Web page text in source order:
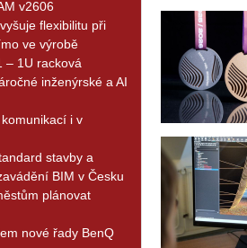
v2606
flexibilitu při
ve výrobě
– 1U racková
inženýrské a AI
i v
stavby a
BIM v Česku
plánovat
nové řady BenQ